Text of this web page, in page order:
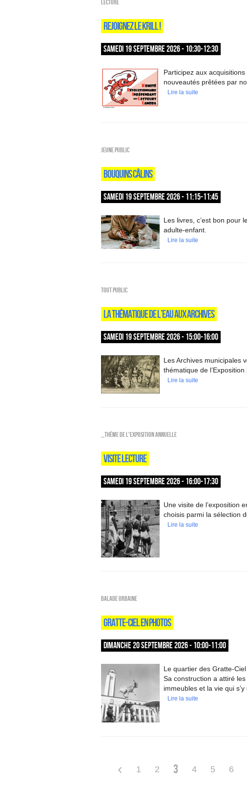
Lecture
REJOIGNEZ LE KRILL !
SAMEDI 19 SEPTEMBRE 2026 - 10:30-12:30
Participez aux
nouveautés prêtées par
Lire la suite
Jeune public
BOUQUINS CÂLINS
SAMEDI 19 SEPTEMBRE 2026 - 11:15-11:45
Les livres, c’est bon pour
adulte-enfant.
Lire la suite
Tout public
LA THÉMATIQUE DE L’EAU AUX ARCHIVES
SAMEDI 19 SEPTEMBRE 2026 - 15:00-16:00
Les Archives municipales
thématique de l’Exposition
Lire la suite
_Thème de l'exposition annuelle
VISITE LECTURE
SAMEDI 19 SEPTEMBRE 2026 - 16:00-17:30
Une visite de l’exposition
choisis parmi la sélection
Lire la suite
Balade urbaine
GRATTE-CIEL EN PHOTOS
DIMANCHE 20 SEPTEMBRE 2026 - 10:00-11:00
Le quartier des Gratte-
Sa construction a attiré
immeubles et la vie qui s’y
Lire la suite
1 2 3 4 5 6